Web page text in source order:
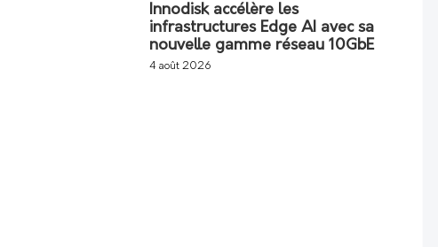
Innodisk accélère les
infrastructures Edge AI avec sa
nouvelle gamme réseau 10GbE
4 août 2026